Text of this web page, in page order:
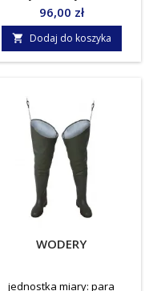
Cena
96,00 zł
 Dodaj do koszyka
WODERY
jednostka miary: para